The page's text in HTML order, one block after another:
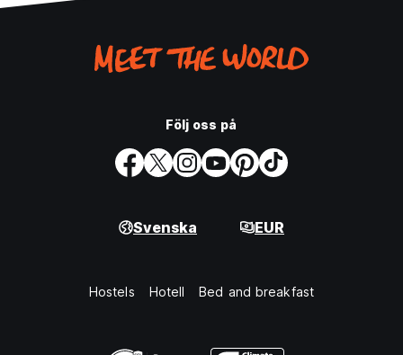
Följ oss på
Svenska EUR
Hostels Hotell Bed and breakfast